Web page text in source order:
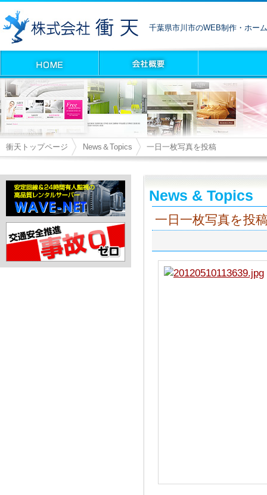
千葉県市川市のWEB制作・ホー
衝天トップページ News＆Topics 一日一枚写真を投稿
News & Topics
一日一枚写真を投